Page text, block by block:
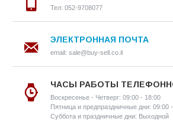
Тел: 052-9708077
ЭЛЕКТРОННАЯ ПОЧТА
email: sale@buy-sell.co.il
ЧАСЫ РАБОТЫ
Воскресенье - Четверг: 09:00 - 18:00
Пятница и предпраздничные дни: 09:00
Суббота и праздничные дни: Выходной